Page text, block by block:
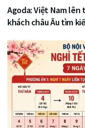
Agoda: Việt Nam lên
khách châu Âu tìm